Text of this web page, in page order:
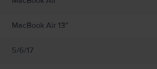
πεδία. Αυτοί οι μαγνήτες και τα ηλεκτρομαγνητικά
MacBook Air 13″
5/6/17